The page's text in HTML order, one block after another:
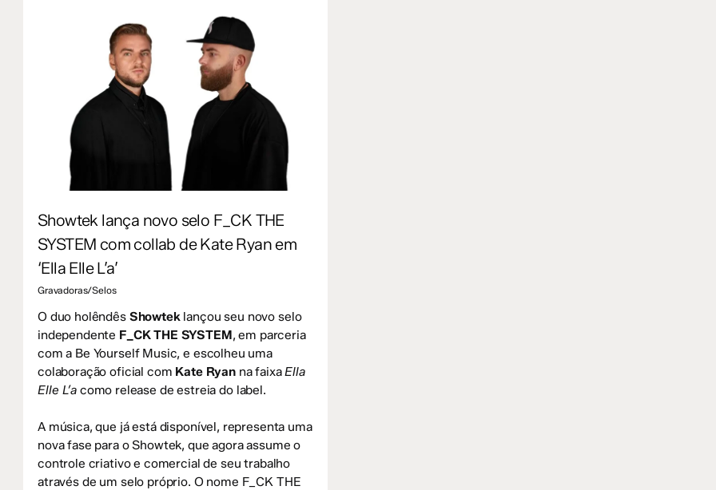
Showtek lança novo selo F_CK THE
SYSTEM com collab de Kate Ryan em
‘Ella Elle L’a’
Gravadoras/Selos
O duo holêndês Showtek lançou seu novo selo
independente F_CK THE SYSTEM, em parceria
com a Be Yourself Music, e escolheu uma
colaboração oficial com Kate Ryanna faixaElla
Elle L’a como release de estreia do label.
A música, que já está disponível, representa uma
nova fase para o Showtek, que agora assume o
controle criativo e comercial de seu trabalho
através de um selo próprio. O nome F_CK THE